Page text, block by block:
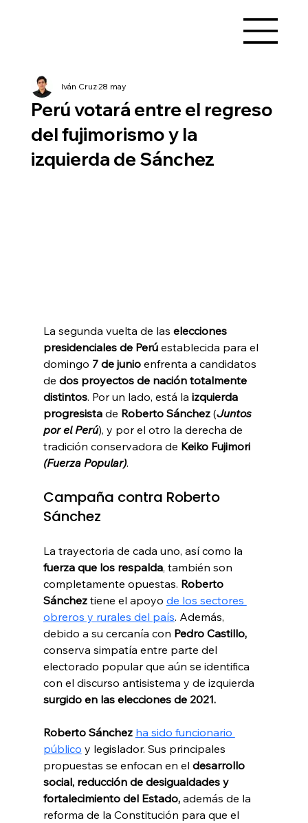
Perú votará entre el regreso
del fujimorismo y la
izquierda de Sánchez
Iván Cruz28 may
La segunda vuelta de las elecciones
presidenciales de Perú establecida para el
domingo 7 de junio enfrenta a candidatos
de dos proyectos de nación totalmente
distintos. Por un lado, está la izquierda
progresista de Roberto Sánchez (Juntos
por el Perú), y por el otro la derecha de
tradición conservadora de Keiko Fujimori
(Fuerza Popular).
Campaña contra Roberto
Sánchez
La trayectoria de cada uno, así como la
fuerza que los respalda, también son
completamente opuestas. Roberto
Sánchez tiene el apoyo de los sectores
obreros y rurales del país. Además,
debido a su cercanía con Pedro Castillo,
conserva simpatía entre parte del
electorado popular que aún se identifica
con el discurso antisistema y de izquierda
surgido en las elecciones de 2021.
Roberto Sánchez ha sido funcionario
público y legislador. Sus principales
propuestas se enfocan en el desarrollo
social, reducción de desigualdades y
fortalecimiento del Estado, además de la
reforma de la Constitución para que el